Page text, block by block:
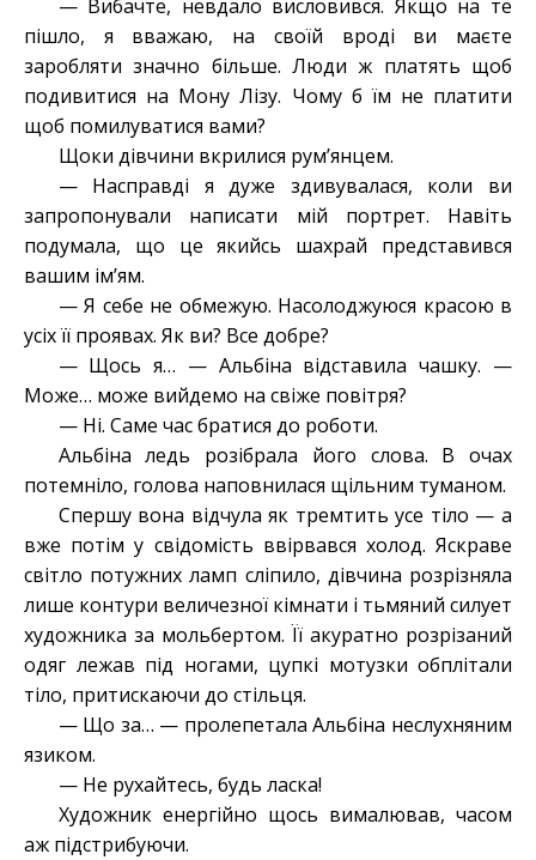
— Вибачте, невдало висловився. Якщо на те
пішло, я вважаю, на своїй вроді ви маєте
заробляти значно більше. Люди ж платять щоб
подивитися на Мону Лізу. Чому б їм не платити
щоб помилуватися вами?
Щоки дівчини вкрилися рум’янцем.
— Насправді я дуже здивувалася, коли ви
запропонували написати мій портрет. Навіть
подумала, що це якийсь шахрай представився
вашим ім’ям.
— Я себе не обмежую. Насолоджуюся красою в
усіх її проявах. Як ви? Все добре?
— Щось я… — Альбіна відставила чашку. —
Може… може вийдемо на свіже повітря?
— Ні. Саме час братися до роботи.
Альбіна ледь розібрала його слова. В очах
потемніло, голова наповнилася щільним туманом.
Спершу вона відчула як тремтить усе тіло — а
вже потім у свідомість ввірвався холод. Яскраве
світло потужних ламп сліпило, дівчина розрізняла
лише контури величезної кімнати і тьмяний силует
художника за мольбертом. Її акуратно розрізаний
одяг лежав під ногами, цупкі мотузки обплітали
тіло, притискаючи до стільця.
— Що за… — пролепетала Альбіна неслухняним
язиком.
— Не рухайтесь, будь ласка!
Художник енергійно щось вималював, часом
аж підстрибуючи.